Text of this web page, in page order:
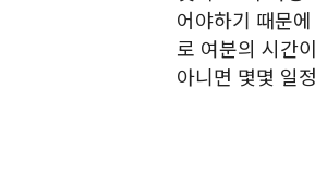
어야하기 때문
로 여분의 시간
아니면 몇몇 일